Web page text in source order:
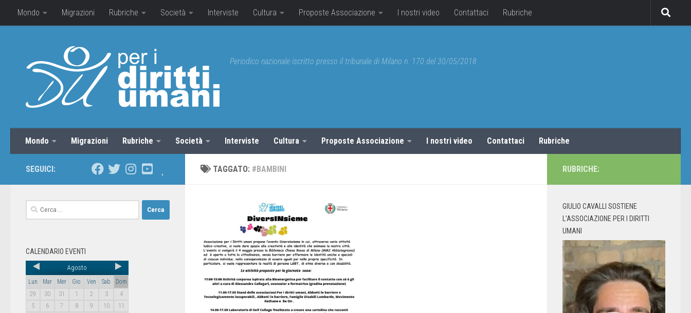
Mondo Migrazioni Rubriche Società Interviste Cultura Proposte Associazione I nostri video Contattaci Rubriche
Periodico nazionale iscritto presso il tribunale di Milano n. 170 del 30/05/2018
Mondo Migrazioni Rubriche Società Interviste Cultura Proposte Associazione I nostri video Contattaci Rubriche
TAGGATO: #BAMBINI
SEGUICI:
CALENDARIO EVENTI
Agosto
Lun Mar Mer Gio Ven Sab
Dom
29
30 31 1 2 3
4
5
6 7 8 9 10
11
RUBRICHE:
GIULIO CAVALLI SOSTIENE
L’ASSOCIAZIONE PER I DIRITTI
UMANI
Video
Player